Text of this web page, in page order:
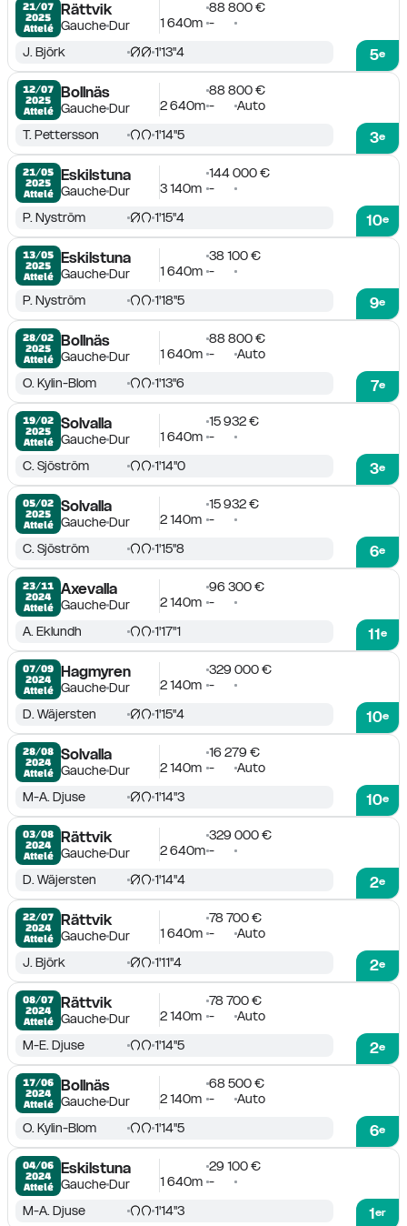
21/07
2025
Attelé
Rättvik
GaucheDur
88 800 €
1 640m -
5e
J. Björk 1'13''4
12/07
2025
Attelé
Bollnäs
GaucheDur
88 800 €
2 640m - Auto
3e
T. Pettersson 1'14''5
21/05
2025
Attelé
Eskilstuna
GaucheDur
144 000 €
3 140m -
10e
P. Nyström 1'15''4
13/05
2025
Attelé
Eskilstuna
GaucheDur
38 100 €
1 640m -
9e
P. Nyström 1'18''5
28/02
2025
Attelé
Bollnäs
GaucheDur
88 800 €
1 640m - Auto
7e
O. Kylin-Blom 1'13''6
19/02
2025
Attelé
Solvalla
GaucheDur
15 932 €
1 640m -
3e
C. Sjöström 1'14''0
05/02
2025
Attelé
Solvalla
GaucheDur
15 932 €
2 140m -
6e
C. Sjöström 1'15''8
23/11
2024
Attelé
Axevalla
GaucheDur
96 300 €
2 140m -
11e
A. Eklundh 1'17''1
07/09
2024
Attelé
Hagmyren
GaucheDur
329 000 €
2 140m -
10e
D. Wäjersten 1'15''4
28/08
2024
Attelé
Solvalla
GaucheDur
16 279 €
2 140m - Auto
10e
M-A. Djuse 1'14''3
03/08
2024
Attelé
Rättvik
GaucheDur
329 000 €
2 640m -
2e
D. Wäjersten 1'14''4
22/07
2024
Attelé
Rättvik
GaucheDur
78 700 €
1 640m - Auto
2e
J. Björk 1'11''4
08/07
2024
Attelé
Rättvik
GaucheDur
78 700 €
2 140m - Auto
2e
M-E. Djuse 1'14''5
17/06
2024
Attelé
Bollnäs
GaucheDur
68 500 €
2 140m - Auto
6e
O. Kylin-Blom 1'14''5
04/06
2024
Attelé
Eskilstuna
GaucheDur
29 100 €
1 640m -
1er
M-A. Djuse 1'14''3